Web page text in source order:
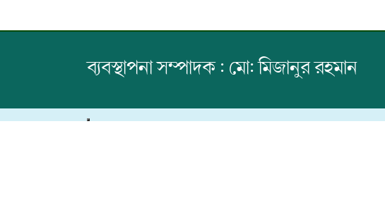
ব্যবস্থাপনা সম্পাদক : মো: মিজানুর রহমান